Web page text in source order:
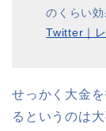
のくらい効
Twitter｜
せっかく大金
るというのは